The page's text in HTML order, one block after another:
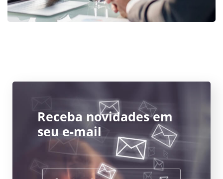
Receba novidades em
seu e-mail